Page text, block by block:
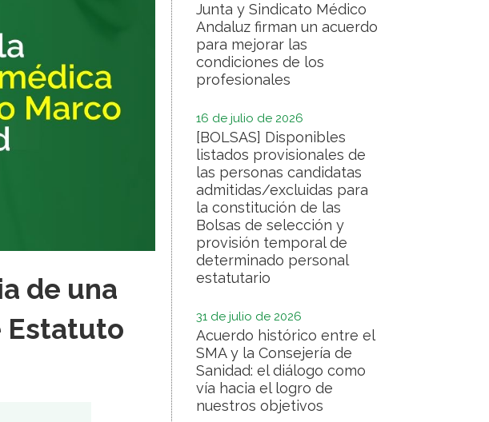
de una
Estatuto
Junta y Sindicato Médico
Andaluz firman un acuerdo
para mejorar las
condiciones de los
profesionales
16 de julio de 2026
[BOLSAS] Disponibles
listados provisionales de
las personas candidatas
admitidas/excluidas para
la constitución de las
Bolsas de selección y
provisión temporal de
determinado personal
estatutario
31 de julio de 2026
Acuerdo histórico entre el
SMA y la Consejería de
Sanidad: el diálogo como
vía hacia el logro de
nuestros objetivos